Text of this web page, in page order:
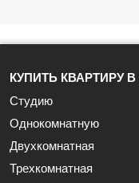
КУПИТЬ КВАРТИРУ
Студию
Однокомнатную
Двухкомнатная
Трехкомнатная